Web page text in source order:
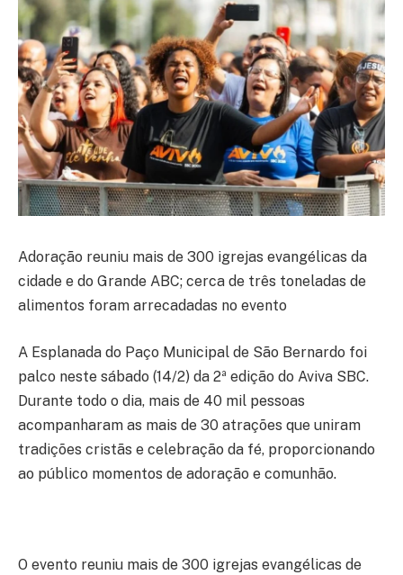
Adoração reuniu mais de 300 igrejas evangélicas da
cidade e do Grande ABC; cerca de três toneladas de
alimentos foram arrecadadas no evento
A Esplanada do Paço Municipal de São Bernardo foi
palco neste sábado (14/2) da 2ª edição do Aviva SBC.
Durante todo o dia, mais de 40 mil pessoas
acompanharam as mais de 30 atrações que uniram
tradições cristãs e celebração da fé, proporcionando
ao público momentos de adoração e comunhão.
O evento reuniu mais de 300 igrejas evangélicas de